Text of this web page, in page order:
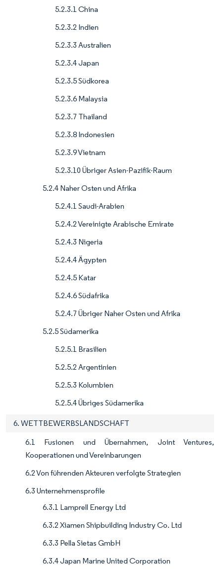
5.2.3.1 China
5.2.3.2 Indien
5.2.3.3 Australien
5.2.3.4 Japan
5.2.3.5 Südkorea
5.2.3.6 Malaysia
5.2.3.7 Thailand
5.2.3.8 Indonesien
5.2.3.9 Vietnam
5.2.3.10 Übriger Asien-Pazifik-Raum
5.2.4 Naher Osten und Afrika
5.2.4.1 Saudi-Arabien
5.2.4.2 Vereinigte Arabische Emirate
5.2.4.3 Nigeria
5.2.4.4 Ägypten
5.2.4.5 Katar
5.2.4.6 Südafrika
5.2.4.7 Übriger Naher Osten und Afrika
5.2.5 Südamerika
5.2.5.1 Brasilien
5.2.5.2 Argentinien
5.2.5.3 Kolumbien
5.2.5.4 Übriges Südamerika
6. WETTBEWERBSLANDSCHAFT
6.1 Fusionen und Übernahmen, Joint Ventures,
Kooperationen und Vereinbarungen
6.2 Von führenden Akteuren verfolgte Strategien
6.3 Unternehmensprofile
6.3.1 Lamprell Energy Ltd
6.3.2 Xiamen Shipbuilding Industry Co. Ltd
6.3.3 Pella Sietas GmbH
6.3.4 Japan Marine United Corporation